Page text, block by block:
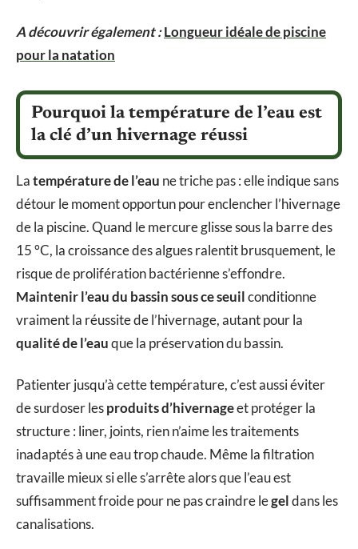
A découvrir également :Longueur idéale de piscine
pour la natation
Pourquoi la température de l’eau est
la clé d’un hivernage réussi
Latempérature de l’eau ne triche pas : elle indique sans
détour le moment opportun pour enclencher l’hivernage
de la piscine. Quand le mercure glisse sous la barre des
15 °C, la croissance des algues ralentit brusquement, le
risque de prolifération bactérienne s’effondre.
Maintenir l’eau du bassin sous ce seuilconditionne
vraiment la réussite de l’hivernage, autant pour la
qualité de l’eauque la préservation du bassin.
Patienter jusqu’à cette température, c’est aussi éviter
de surdoser lesproduits d’hivernageet protéger la
structure : liner, joints, rien n’aime les traitements
inadaptés à une eau trop chaude. Même la filtration
travaille mieux si elle s’arrête alors que l’eau est
suffisamment froide pour ne pas craindre legeldans les
canalisations.